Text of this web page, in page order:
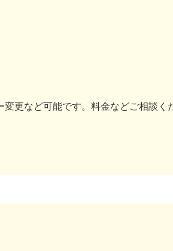
更など可能です。料金などご相談く